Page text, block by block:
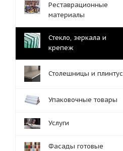
Реставрационные
материалы
Стекло, зеркала и
крепеж
Столешницы и плинтус
Упаковочные товары
Услуги
Фасады готовые